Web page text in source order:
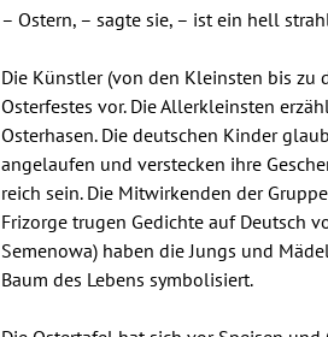
– Ostern, – sagte sie, – ist ein hell
Die Künstler (von den Kleinsten bis zu
Osterfestes vor. Die Allerkleinsten
Osterhasen. Die deutschen Kinder
angelaufen und verstecken ihre
reich sein. Die Mitwirkenden der
Frizorge trugen Gedichte auf Deutsch
Semenowa) haben die Jungs und
Baum des Lebens symbolisiert.